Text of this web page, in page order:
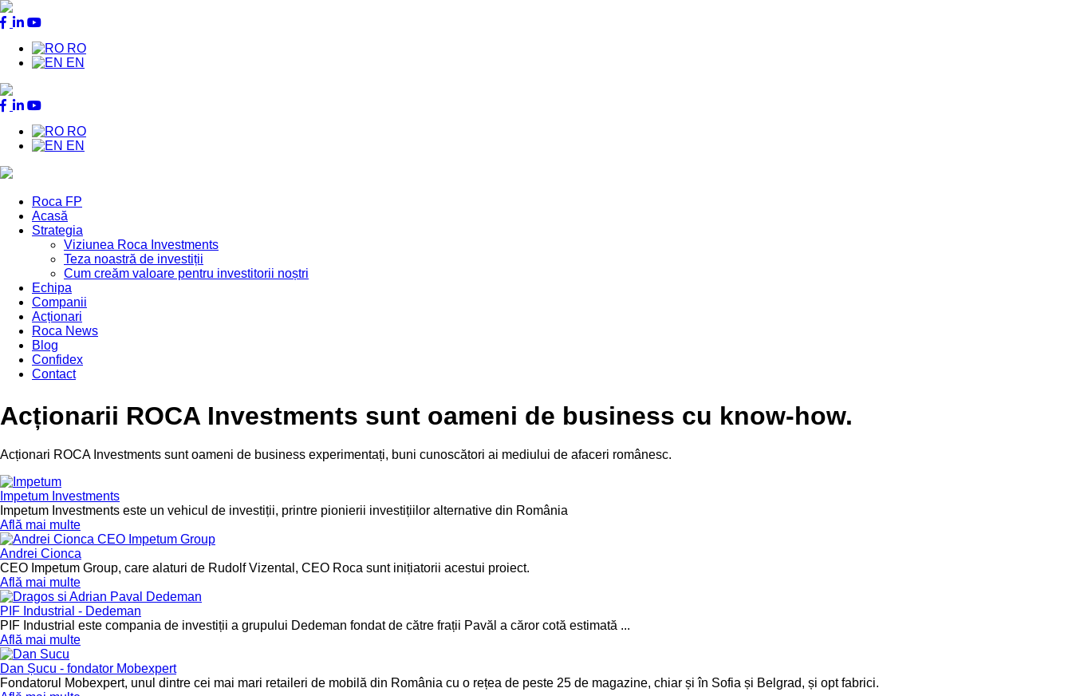
RO
EN
RO
EN
Main
Menu
Roca FP
Acasă
Strategia
Viziunea Roca Investments
Teza noastră de investiții
Cum creăm valoare pentru investitorii noștri
Echipa
Companii
Acționari
Roca News
Blog
Confidex
Contact
Acționarii ROCA Investments sunt oameni de business cu know-how.
Acționari ROCA Investments sunt oameni de business experimentați, buni cunoscători ai mediului de afaceri românesc.
Impetum Investments
Impetum Investments este un vehicul de investiții, printre pionierii investițiilor alternative din România
Află mai multe
Andrei Cionca
CEO Impetum Group, care alaturi de Rudolf Vizental, CEO Roca sunt inițiatorii acestui proiect.
Află mai multe
PIF Industrial - Dedeman
PIF Industrial este compania de investiții a grupului Dedeman fondat de către frații Pavăl a căror cotă estimată ...
Află mai multe
Dan Șucu - fondator Mobexpert
Fondatorul Mobexpert, unul dintre cei mai mari retaileri de mobilă din România cu o rețea de peste 25 de magazine, chiar și în Sofia și Belgrad, și opt fabrici.